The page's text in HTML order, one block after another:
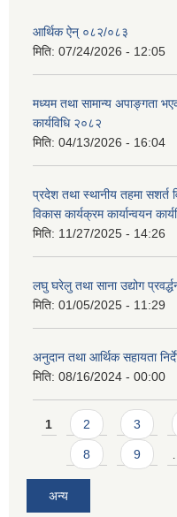
आर्थिक ऐन् ०८२/०८३
मिति: 07/24/2026 - 12:05
मध्यम तथा सामान्य अपाङ्गता
कार्यविधि २०८२
मिति: 04/13/2026 - 16:04
प्रदेश तथा स्थानीय तहमा सशर्त
विकास कार्यक्रम कार्यान्वयन
मिति: 11/27/2025 - 14:26
लघु घरेलु तथा साना उद्योग
मिति: 01/05/2025 - 11:29
अनुदान तथा आर्थिक सहायता
मिति: 08/16/2024 - 00:00
Pages
1 2 3
8 9
अन्य